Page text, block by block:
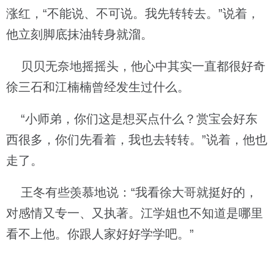
涨红，“不能说、不可说。我先转转去。”说着，
他立刻脚底抹油转身就溜。
贝贝无奈地摇摇头，他心中其实一直都很好奇
徐三石和江楠楠曾经发生过什么。
“小师弟，你们这是想买点什么？赏宝会好东
西很多，你们先看着，我也去转转。”说着，他也
走了。
王冬有些羡慕地说：“我看徐大哥就挺好的，
对感情又专一、又执著。江学姐也不知道是哪里
看不上他。你跟人家好好学学吧。”